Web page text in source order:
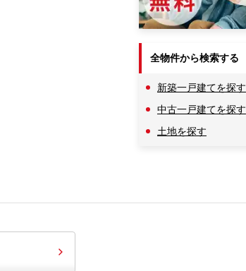
全物件から検索する
新築一戸建てを探す
中古一戸建てを探す
土地を探す